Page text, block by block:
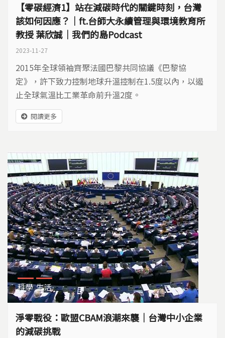
【零碳經濟1】站在減碳時代的關鍵時刻，台灣
該如何因應？｜ft.台師大永續管理與環境教育所
教授 葉欣誠｜我們的島Podcast
2023-11-27
2015年全球領袖齊聚法國巴黎共同協議《巴黎協
定》，許下致力控制地球升溫控制在1.5度以內，以遏
止全球氣溫比工業革命前升溫2度。
閱讀更多
科學 生活
淨零戰役：歐盟CBAM浪潮來襲｜台灣中小企業
的減碳挑戰